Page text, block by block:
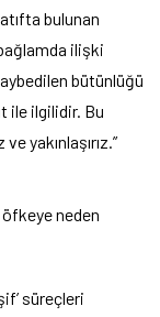
bulunan
ilişki
bütünlüğü
ile ilgilidir. Bu
yakınlaşırız.”
neden
süreçleri